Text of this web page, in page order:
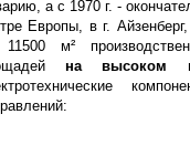
а с 1970 г. -
Европы, в г.
м²
на высоком